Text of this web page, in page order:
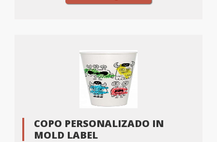
COPO PERSONALIZADO IN
MOLD LABEL